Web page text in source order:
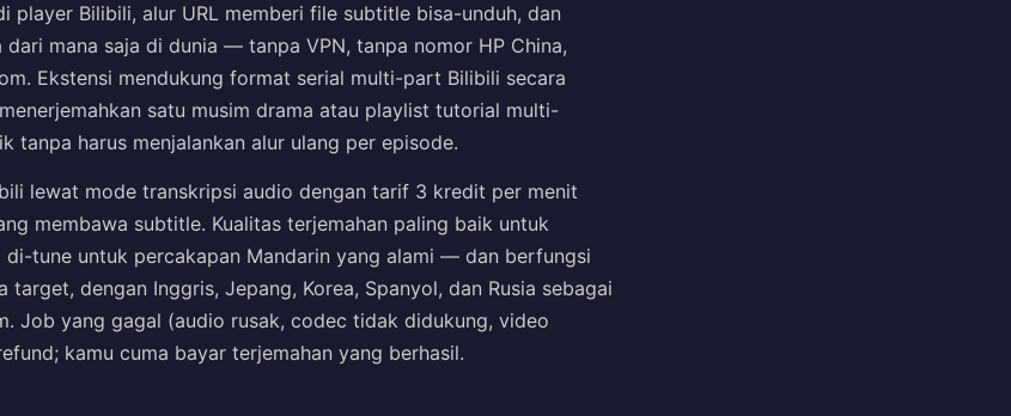
player Bilibili, alur URL memberi file subtitle bisa-unduh, dan
dari mana saja di dunia — tanpa VPN, tanpa nomor HP China,
Ekstensi mendukung format serial multi-part Bilibili secara
satu musim drama atau playlist tutorial multi-
tanpa harus menjalankan alur ulang per episode.
lewat mode transkripsi audio dengan tarif 3 kredit per menit
membawa subtitle. Kualitas terjemahan paling baik untuk
tune untuk percakapan Mandarin yang alami — dan berfungsi
target, dengan Inggris, Jepang, Korea, Spanyol, dan Rusia sebagai
Job yang gagal (audio rusak, codec tidak didukung, video
kamu cuma bayar terjemahan yang berhasil.